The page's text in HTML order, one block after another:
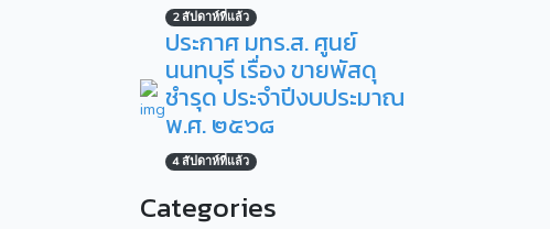
2 สัปดาห์ที่แล้ว
ประกาศ มทร.ส. ศูนย์
นนทบุรี เรื่อง ขายพัสดุ
ชำรุด ประจำปีงบประมาณ
พ.ศ. ๒๕๖๘
4 สัปดาห์ที่แล้ว
Categories